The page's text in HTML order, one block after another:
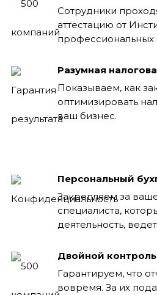
Сотрудники
аттестацию от
профессиональных
Разумная
Показываем, как
оптимизировать
ваш бизнес.
Персональный
Закрепляем за
специалиста,
деятельность,
Двойной контроль
Гарантируем, что
вовремя. За их